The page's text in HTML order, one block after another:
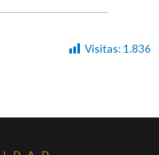
Visitas: 1.836